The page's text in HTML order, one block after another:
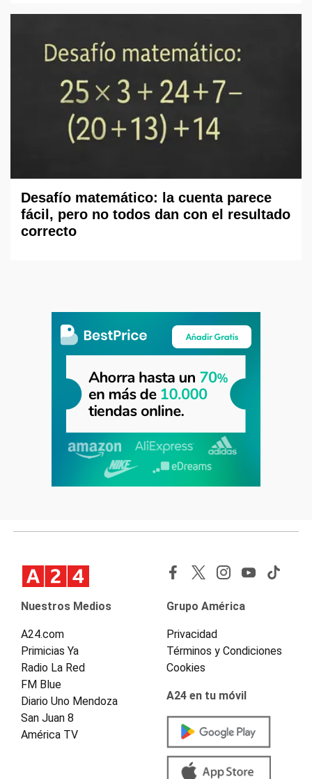
Desafío matemático: la cuenta parece
fácil, pero no todos dan con el resultado
correcto
Nuestros Medios
A24.com
Primicias Ya
Radio La Red
FM Blue
Diario Uno Mendoza
San Juan 8
América TV
Grupo América
Privacidad
Términos y Condiciones
Cookies
A24 en tu móvil